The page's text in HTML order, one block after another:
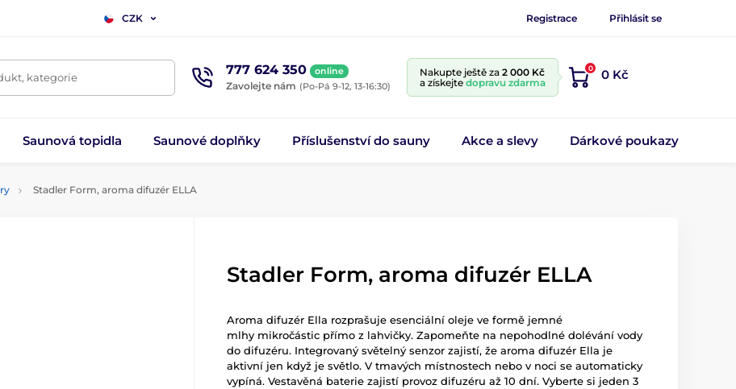
CZK Registrace Přihlásit se
kategorie 777 624 350 online
Zavolejte nám (Po-Pá 9-12, 13-16:30)
Nakupte ještě za 2 000 Kč
a získejte dopravu zdarma
0 0 Kč
Saunová topidla Saunové doplňky Příslušenství do sauny Akce a slevy Dárkové poukazy
Stadler Form, aroma difuzér ELLA
Stadler Form, aroma difuzér ELLA
Aroma difuzér Ella rozprašuje esenciální oleje ve formě jemné
mlhy mikročástic přímo z lahvičky. Zapomeňte na nepohodlné dolévání vody
do difuzéru. Integrovaný světelný senzor zajistí, že aroma difuzér Ella je
aktivní jen když je světlo. V tmavých místnostech nebo v noci se automaticky
vypíná. Vestavěná baterie zajistí provoz difuzéru až 10 dní. Vyberte si jeden 3